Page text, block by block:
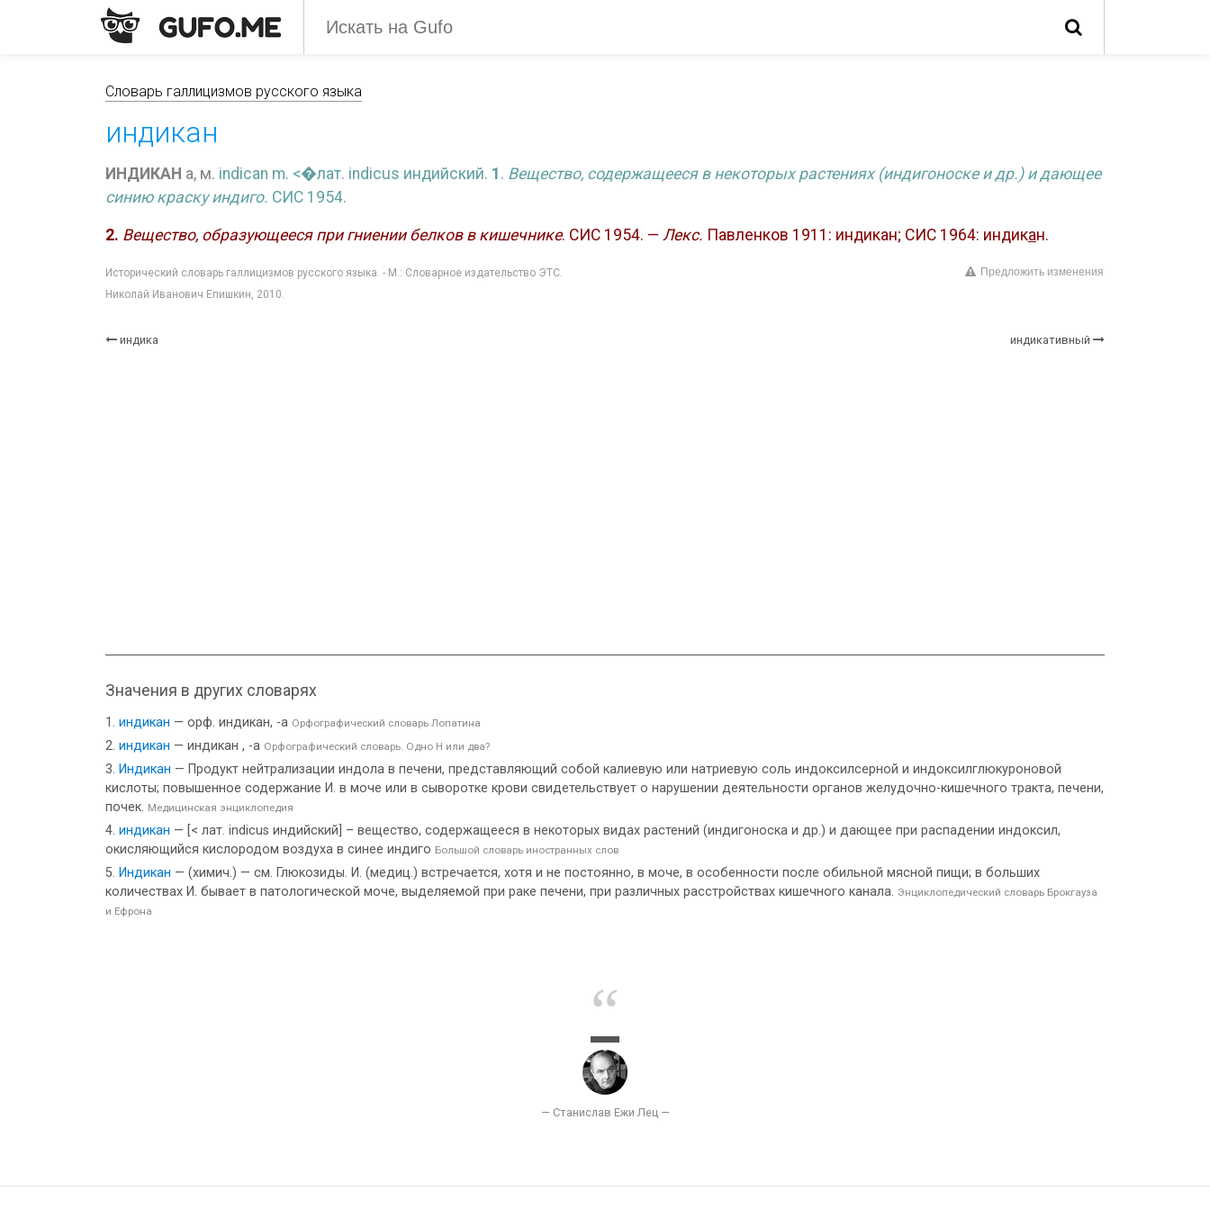
Словарь галлицизмов русского языка
индикан
ИНДИКАН а, м. indican m. <�лат. indicus индийский. 1 . Вещество, содержащееся в некоторых растениях (индигоноске и др.) и дающее
синию краску индиго. СИС 1954.
2. Вещество, образующееся при гниении белков в кишечнике. СИС 1954. — Лекс. Павленков 1911: индикан; СИС 1964: индикан.
Исторический словарь галлицизмов русского языка. - М.: Словарное издательство ЭТС.
Николай Иванович Епишкин, 2010.
Предложить изменения
индика индикативный
Значения в других словарях
индикан — орф. индикан, -а Орфографический словарь Лопатина
индикан — индикан , -а Орфографический словарь. Одно Н или два?
Индикан — Продукт нейтрализации индола в печени, представляющий собой калиевую или натриевую соль индоксилсерной и индоксилглюкуроновой
кислоты; повышенное содержание И. в моче или в сыворотке крови свидетельствует о нарушении деятельности органов желудочно-кишечного тракта, печени,
почек. Медицинская энциклопедия
индикан — [< лат. indicus индийский] – вещество, содержащееся в некоторых видах растений (индигоноска и др.) и дающее при распадении индоксил,
окисляющийся кислородом воздуха в синее индиго Большой словарь иностранных слов
Индикан — (химич.) — см. Глюкозиды. И. (медиц.) встречается, хотя и не постоянно, в моче, в особенности после обильной мясной пищи; в больших
количествах И. бывает в патологической моче, выделяемой при раке печени, при различных расстройствах кишечного канала. Энциклопедический словарь Брокгауза
и Ефрона